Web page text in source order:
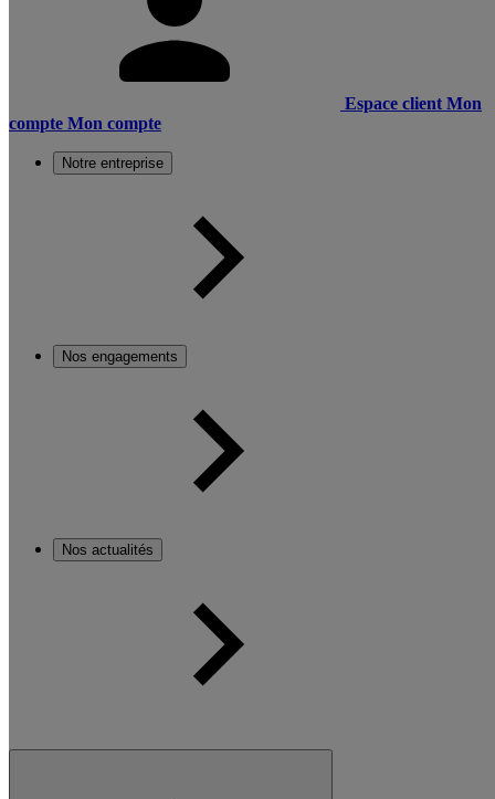
Espace client Mon
compte Mon compte
Notre entreprise
Nos engagements
Nos actualités